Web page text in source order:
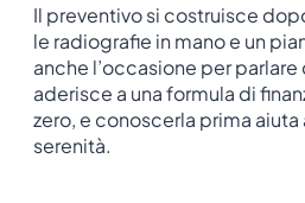
Il preventivo si costruisce
le radiografie in mano e un
anche l’occasione per
aderisce a una formula di
zero, e conoscerla prima
serenità.